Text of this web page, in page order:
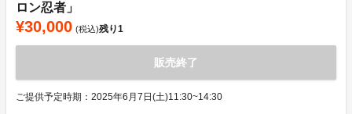
ロン忍者」
¥30,000 (税込)残り1
販売終了
ご提供予定時期：2025年6月7日(土)11:30~14:30